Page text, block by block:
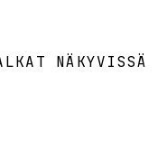
NÄKYVISSÄ